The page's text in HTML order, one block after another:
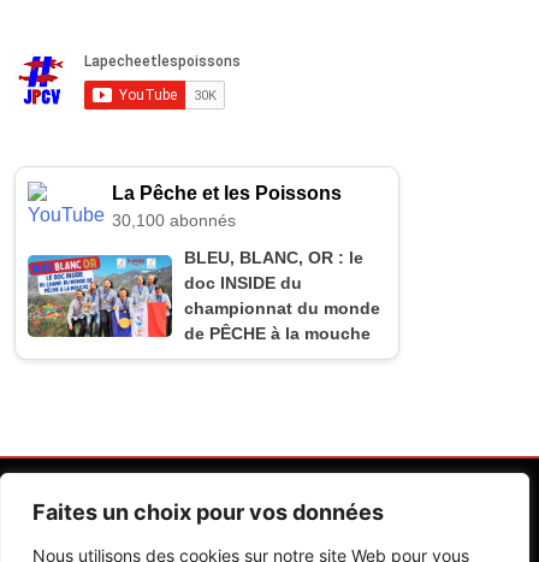
Faites un choix pour vos données
Nous utilisons des cookies sur notre site Web pour vous
La Pêche et les Poissons
30,100 abonnés
BLEU, BLANC, OR : le
doc INSIDE du
championnat du monde
de PÊCHE à la mouche